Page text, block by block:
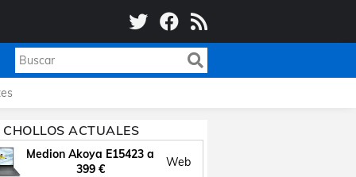
CHOLLOS ACTUALES
Medion Akoya E15423 a
399 €
Web